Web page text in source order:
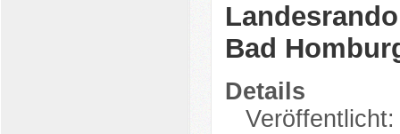
Bad
Details